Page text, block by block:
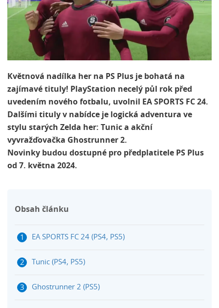
Květnová nadílka her na PS Plus je bohatá na
zajímavé tituly! PlayStation necelý půl rok před
uvedením nového fotbalu, uvolnil EA SPORTS FC 24.
Dalšími tituly v nabídce je logická adventura ve
stylu starých Zelda her: Tunic a akční
vyvražďovačka Ghostrunner 2.
Novinky budou dostupné pro předplatitele PS Plus
od 7. května 2024.
Obsah článku
EA SPORTS FC 24 (PS4, PS5)
Tunic (PS4, PS5)
Ghostrunner 2 (PS5)